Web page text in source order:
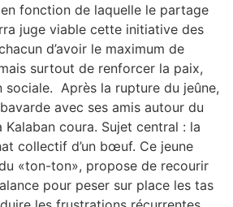
fonction de laquelle le partage
juge viable cette initiative des
d’avoir le maximum de
surtout de renforcer la paix,
sociale. Après la rupture du jeûne,
avec ses amis autour du
Kalaban coura. Sujet central : la
collectif d’un bœuf. Ce jeune
«ton-ton», propose de recourir
pour peser sur place les tas